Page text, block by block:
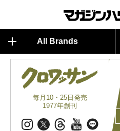
All Brands
毎月10・25日発売
1977年創刊